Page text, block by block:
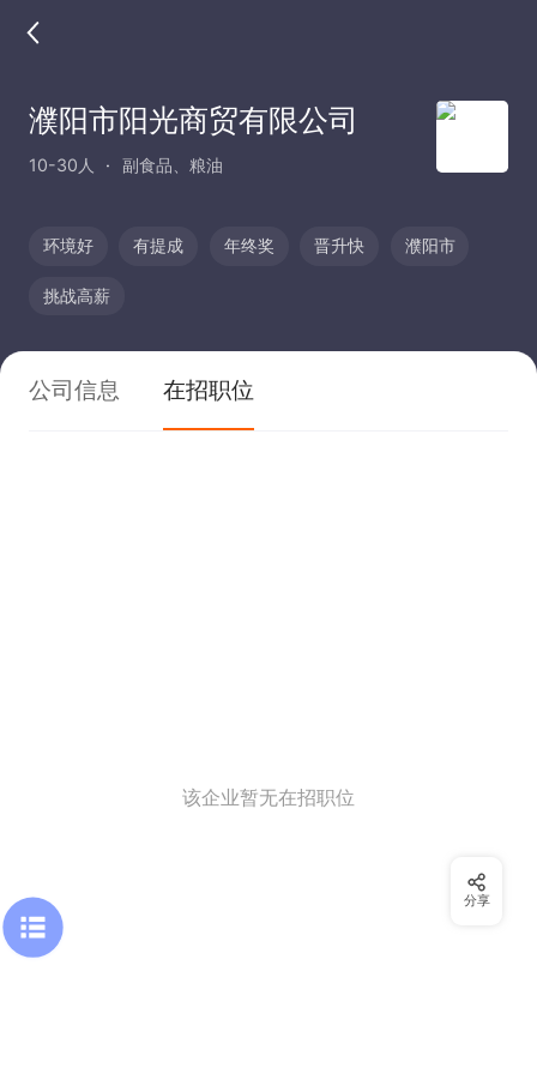
濮阳市阳光商贸有限公司
10-30人 副食品、粮油
环境好 有提成 年终奖 晋升快 濮阳市
挑战高薪
公司信息 在招职位
该企业暂无在招职位
分享